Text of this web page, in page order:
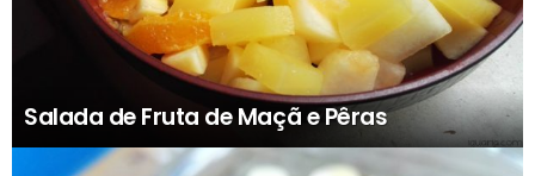
Salada de Fruta de Maçã e Pêras